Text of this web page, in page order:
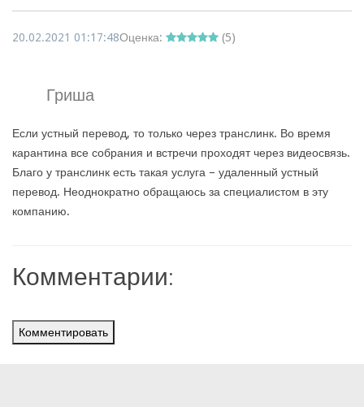
20.02.2021 01:17:48Оценка: (5)
Гриша
Если устный перевод, то только через транслинк. Во время
карантина все собрания и встречи проходят через видеосвязь.
Благо у транслинк есть такая услуга – удаленный устный
перевод. Неоднократно обращаюсь за специалистом в эту
компанию.
Комментарии:
Комментировать